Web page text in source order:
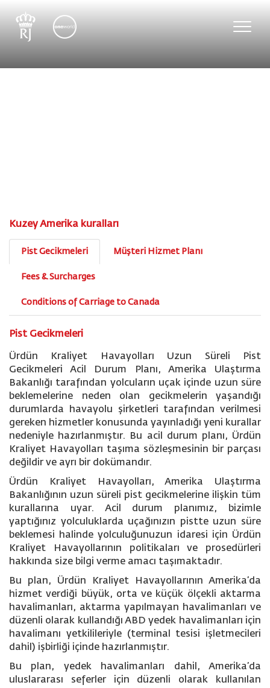
Toggle
Kuzey Amerika kuralları
Pist Gecikmeleri Müşteri Hizmet Planı
Fees & Surcharges
Conditions of Carriage to Canada
Pist Gecikmeleri
Ürdün Kraliyet Havayolları Uzun Süreli Pist
Gecikmeleri Acil Durum Planı, Amerika Ulaştırma
Bakanlığı tarafından yolcuların uçak içinde uzun süre
beklemelerine neden olan gecikmelerin yaşandığı
durumlarda havayolu şirketleri tarafından verilmesi
gereken hizmetler konusunda yayınladığı yeni kurallar
nedeniyle hazırlanmıştır. Bu acil durum planı, Ürdün
Kraliyet Havayolları taşıma sözleşmesinin bir parçası
değildir ve ayrı bir dokümandır.
Ürdün Kraliyet Havayolları, Amerika Ulaştırma
Bakanlığının uzun süreli pist gecikmelerine ilişkin tüm
kurallarına uyar. Acil durum planımız, bizimle
yaptığınız yolculuklarda uçağınızın pistte uzun süre
beklemesi halinde yolculuğunuzun idaresi için Ürdün
Kraliyet Havayollarının politikaları ve prosedürleri
hakkında size bilgi verme amacı taşımaktadır.
Bu plan, Ürdün Kraliyet Havayollarının Amerika’da
hizmet verdiği büyük, orta ve küçük ölçekli aktarma
havalimanları, aktarma yapılmayan havalimanları ve
düzenli olarak kullandığı ABD yedek havalimanları için
havalimanı yetkilileriyle (terminal tesisi işletmecileri
dahil) işbirliği içinde hazırlanmıştır.
Bu plan, yedek havalimanları dahil, Amerika’da
uluslararası seferler için düzenli olarak kullanılan